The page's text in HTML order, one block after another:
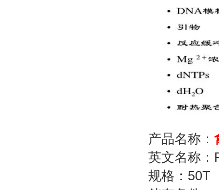
产品名称：
英文名称：
规格：50T